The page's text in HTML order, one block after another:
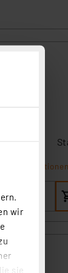
wir
sie